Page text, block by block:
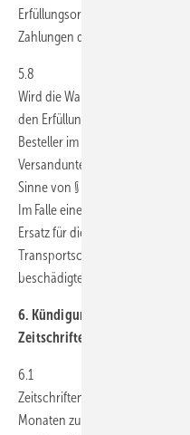
Erfüllungsort für die Leistungen
Zahlungen des Bestellers ist
5.8
Wird die Ware auf Wunsch des
den Erfüllungsort versandt,
Besteller im Moment der
Versandunternehmen statt,
Sinne von § 14 BGB ist.5.9.
Im Falle einer fehlerhaften oder
Ersatz für die aufgrund dieser
Transportschäden und trägt die
beschädigten Ware.
6. Kündigung fortlaufender
Zeitschriftenabonnements
6.1
Zeitschriftenabonnements
Monaten zum Ende des